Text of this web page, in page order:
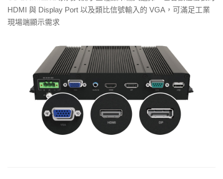
HDMI 與 Display Port 以及類比信號輸入的 VGA，可滿足工業
現場端顯示需求